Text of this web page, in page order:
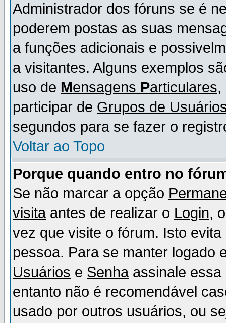
Administrador dos fóruns se é
poderem postas as suas
a funções adicionais e
a visitantes. Alguns exemplos
uso de Mensagens Particulares,
participar de Grupos de
segundos para se fazer o
Voltar ao Topo
Porque quando entro no
Se não marcar a opção
visitaantes de realizar o Login,
vez que visite o fórum. Isto
pessoa. Para se manter
Usuários e Senhaassinale essa
entanto não é recomendável
usado por outros usuários, ou